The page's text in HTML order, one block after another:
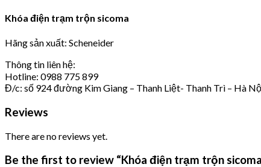
Khóa điện trạm trộn sicoma
Hãng sản xuất: Scheneider
Thông tin liên hệ:
Hotline: 0988 775 899
Đ/c: số 924 đường Kim Giang – Thanh Liệt- Thanh Trì – Hà
Reviews
There are no reviews yet.
Be the first to review “Khóa điện trạm trộn